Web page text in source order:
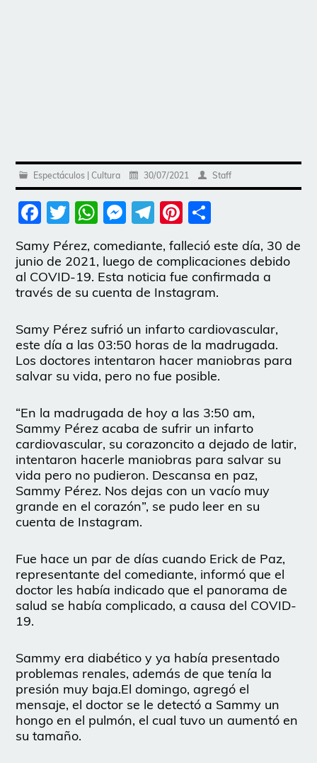
Espectáculos | Cultura 30/07/2021 Staff
Facebook
Twitter
WhatsApp
Messenger
Telegram
Pinterest
Samy Pérez, comediante, falleció este día, 30 de
junio de 2021, luego de complicaciones debido
al COVID-19. Esta noticia fue confirmada a
través de su cuenta de Instagram.
Samy Pérez sufrió un infarto cardiovascular,
este día a las 03:50 horas de la madrugada.
Los doctores intentaron hacer maniobras para
salvar su vida, pero no fue posible.
“En la madrugada de hoy a las 3:50 am,
Sammy Pérez acaba de sufrir un infarto
cardiovascular, su corazoncito a dejado de latir,
intentaron hacerle maniobras para salvar su
vida pero no pudieron. Descansa en paz,
Sammy Pérez. Nos dejas con un vacío muy
grande en el corazón”, se pudo leer en su
cuenta de Instagram.
Fue hace un par de días cuando Erick de Paz,
representante del comediante, informó que el
doctor les había indicado que el panorama de
salud se había complicado, a causa del COVID-
19.
Sammy era diabético y ya había presentado
problemas renales, además de que tenía la
presión muy baja.El domingo, agregó el
mensaje, el doctor se le detectó a Sammy un
hongo en el pulmón, el cual tuvo un aumentó en
su tamaño.